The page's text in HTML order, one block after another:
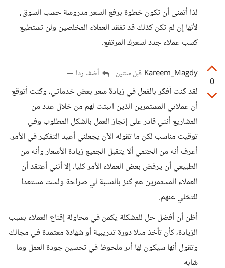
لذا أتمنى أن تكون خطوة برفع السعر مدروسة حسب السوق,
لأنها إن لم تكن كذلك قد تفقد العملاء المخلصين ولن تستطيع
كسب عملاء جدد لسعرك المرتفع.
0
Kareem_Magdy قبل سنتين أضف ردا
لقد كنت أفكر بالفعل في زيادة سعر بعض خدماتي، وكنت أتوقع
أن عملائي المستمرين الذين اثبتت لهم من خلال عدد من
المشاريع أنني قادر على إنجاز العمل بالشكل المطلوب وفي
توقيت مناسب لكن ما تقوله الآن يجعلني أعيد التفكير في الأمر.
أعرف أنه من الحتمي ألا يتقبل الجميع زيادة الأسعار وأنه من
الطبيعي أن يرفض بعض العملاء الأمر كليا، إلا أنني أعتقد أن
العملاء المستمرين هم كنز بالنسبة لي صراحة ولست مستعدا
للتخلي عنهم.
أظن أن أفضل حل للمشكلة يكمن في محاولة إقناع العملاء بسبب
الزيادة، كأن تأخذ مثلا دورة تدريبية أو شهادة معتمدة في مجالك
وتقول أنها سيكون لها أثر ملحوظ في تحسين جودة العمل وما
شابه